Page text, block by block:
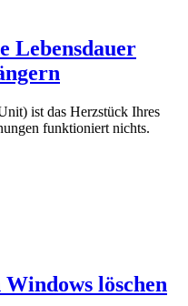
Lebensdauer
ist das Herzstück Ihres
funktioniert nichts.
löschen